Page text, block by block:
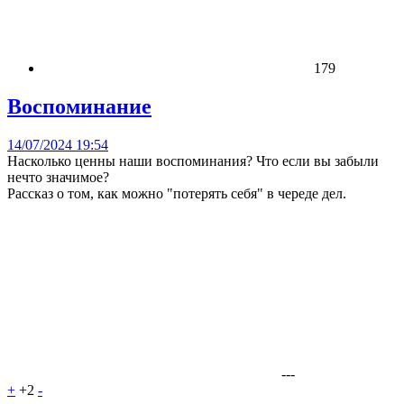
179
Воспоминание
14/07/2024 19:54
Насколько ценны наши воспоминания? Что если вы забыли
нечто значимое?
Рассказ о том, как можно "потерять себя" в череде дел.
---
+ +2 -